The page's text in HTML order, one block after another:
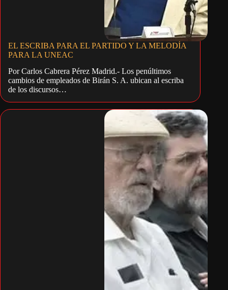
EL ESCRIBA PARA EL PARTIDO Y LA MELODÍA
PARA LA UNEAC
Por Carlos Cabrera Pérez Madrid.- Los penúltimos
cambios de empleados de Birán S. A. ubican al escriba
de los discursos…